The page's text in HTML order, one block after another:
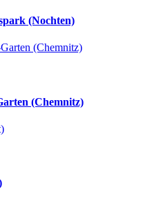
(Nochten)
(Chemnitz)